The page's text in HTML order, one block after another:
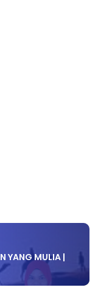
YANG MULIA |